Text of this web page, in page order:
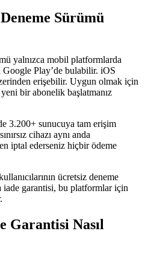
Sürümü
yalnızca mobil platformlarda
Google Play’de bulabilir. iOS
erişebilir. Uygun olmak için
yeni bir abonelik başlatmanız
3.200+ sunucuya tam erişim
cihazı aynı anda
iptal ederseniz hiçbir ödeme
ücretsiz deneme
garantisi, bu platformlar için
Garantisi Nasıl